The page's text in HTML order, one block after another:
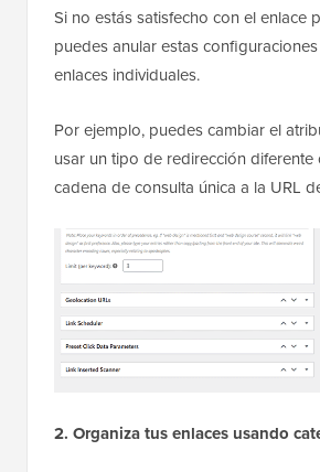
Si no estás satisfecho con el enlace
puedes anular estas
enlaces individuales.
Por ejemplo, puedes cambiar el
usar un tipo de redirección diferente
cadena de consulta única a la URL
2. Organiza tus enlaces usando